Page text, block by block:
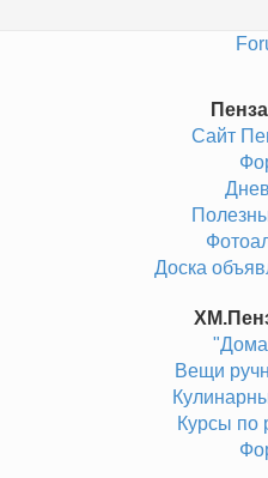
Сайт
Доска
Вещи
Курсы по